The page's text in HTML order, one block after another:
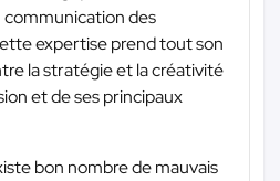
des
expertise prend tout son
la stratégie et la créativité
et de ses principaux
bon nombre de mauvais